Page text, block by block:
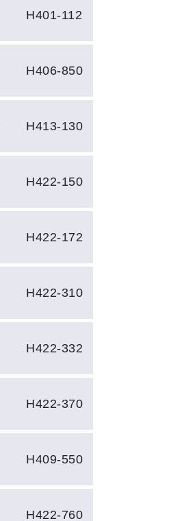
H401-112
H406-850
H413-130
H422-150
H422-172
H422-310
H422-332
H422-370
H409-550
H422-760